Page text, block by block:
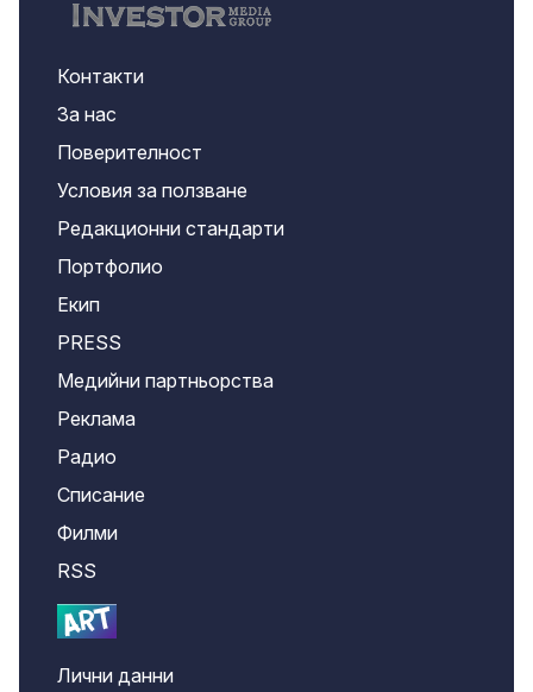
Контакти
За нас
Поверителност
Условия за ползване
Редакционни стандарти
Портфолио
Екип
PRESS
Медийни партньорства
Реклама
Радио
Списание
Филми
RSS
Лични данни